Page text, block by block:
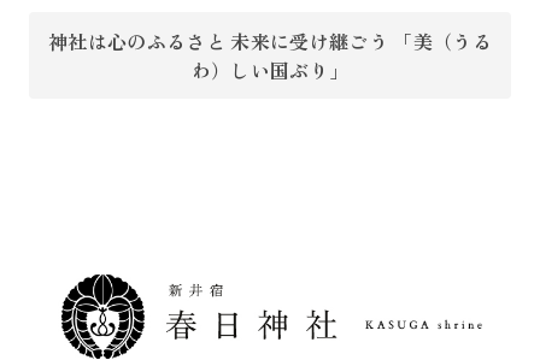
神社は心のふるさと 未来に受け継ごう 「美（うる
わ）しい国ぶり」